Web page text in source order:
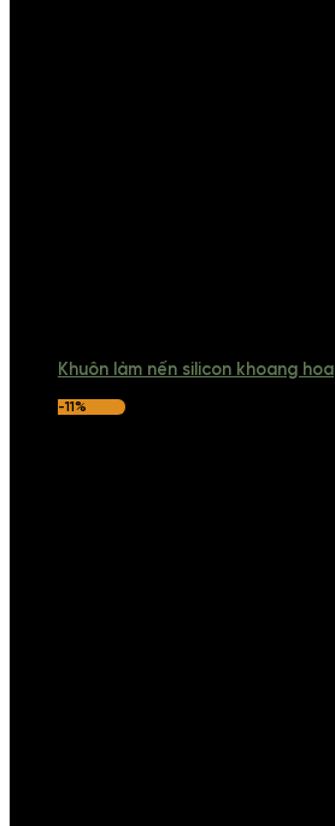
Khuôn làm nến silicon khoang hoa
-11%